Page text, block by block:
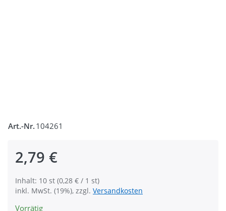
Art.-Nr. 104261
2,79 €
Inhalt: 10 st (0,28 € / 1 st)
inkl. MwSt. (19%), zzgl. Versandkosten
Vorrätig